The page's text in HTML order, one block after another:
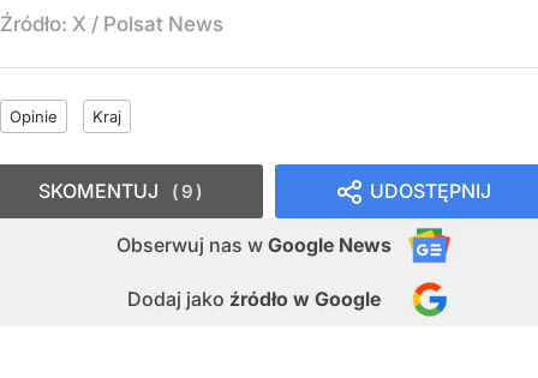
Źródło: X / Polsat News
Opinie Kraj
UDOSTĘPNIJ
Obserwuj nas w Google News
Dodaj jako źródło w Google
SKOMENTUJ 9